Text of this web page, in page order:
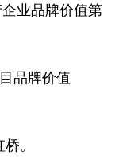
企业品牌价值第
品牌价值
。